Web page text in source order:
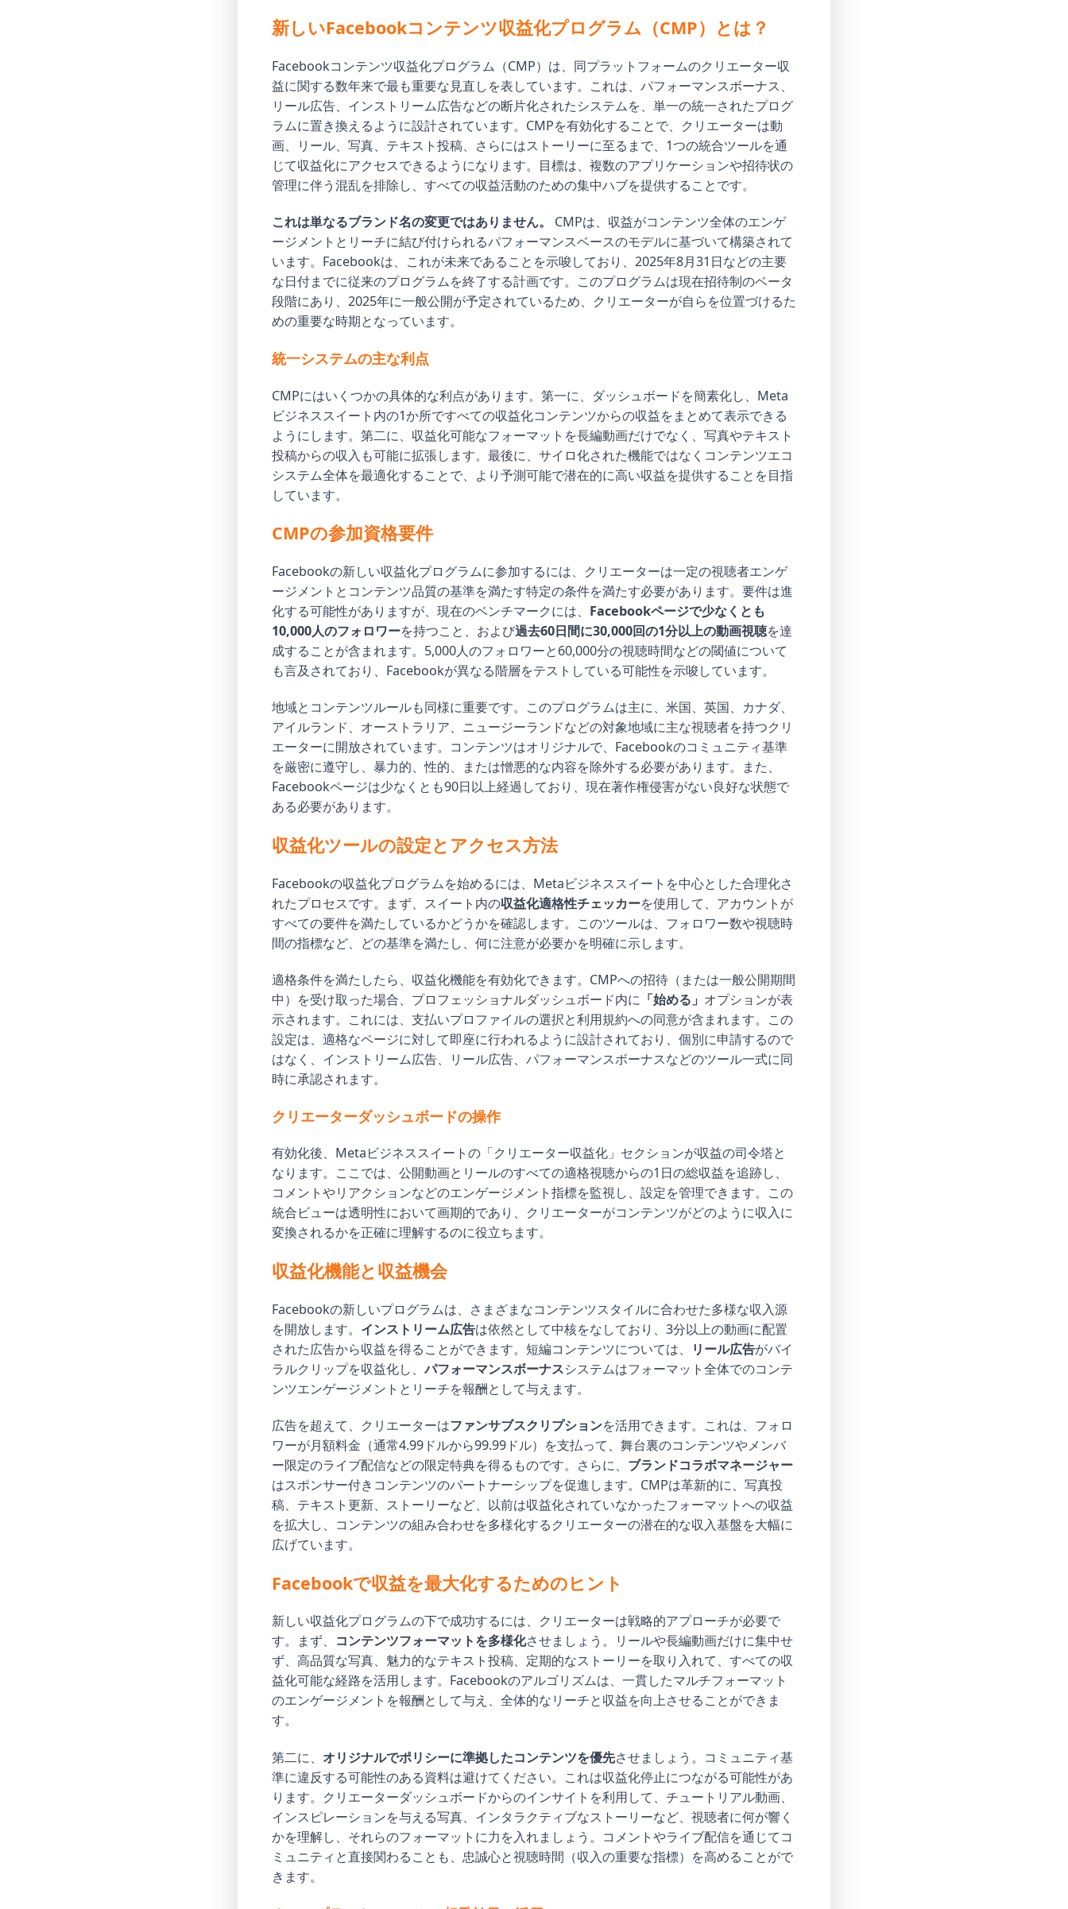
新しいFacebookコンテンツ収益化プログラム（CMP）とは？
Facebookコンテンツ収益化プログラム（CMP）は、同プラットフォームのクリエーター収
益に関する数年来で最も重要な見直しを表しています。これは、パフォーマンスボーナス、
リール広告、インストリーム広告などの断片化されたシステムを、単一の統一されたプログ
ラムに置き換えるように設計されています。CMPを有効化することで、クリエーターは動
画、リール、写真、テキスト投稿、さらにはストーリーに至るまで、1つの統合ツールを通
じて収益化にアクセスできるようになります。目標は、複数のアプリケーションや招待状の
管理に伴う混乱を排除し、すべての収益活動のための集中ハブを提供することです。
これは単なるブランド名の変更ではありません。
CMPは、収益がコンテンツ全体のエンゲ
ージメントとリーチに結び付けられるパフォーマンスベースのモデルに基づいて構築されて
います。Facebookは、これが未来であることを示唆しており、2025年8月31日などの主要
な日付までに従来のプログラムを終了する計画です。このプログラムは現在招待制のベータ
段階にあり、2025年に一般公開が予定されているため、クリエーターが自らを位置づけるた
めの重要な時期となっています。
統一システムの主な利点
CMPにはいくつかの具体的な利点があります。第一に、ダッシュボードを簡素化し、Meta
ビジネススイート内の1か所ですべての収益化コンテンツからの収益をまとめて表示できる
ようにします。第二に、収益化可能なフォーマットを長編動画だけでなく、写真やテキスト
投稿からの収入も可能に拡張します。最後に、サイロ化された機能ではなくコンテンツエコ
システム全体を最適化することで、より予測可能で潜在的に高い収益を提供することを目指
しています。
CMPの参加資格要件
Facebookの新しい収益化プログラムに参加するには、クリエーターは一定の視聴者エンゲ
ージメントとコンテンツ品質の基準を満たす特定の条件を満たす必要があります。要件は進
化する可能性がありますが、現在のベンチマークには、 Facebookページで少なくとも
10,000人のフォロワーを持つこと、および過去60日間に30,000回の1分以上の動画視聴を達
成することが含まれます。5,000人のフォロワーと60,000分の視聴時間などの閾値について
も言及されており、Facebookが異なる階層をテストしている可能性を示唆しています。
地域とコンテンツルールも同様に重要です。このプログラムは主に、米国、英国、カナダ、
アイルランド、オーストラリア、ニュージーランドなどの対象地域に主な視聴者を持つクリ
エーターに開放されています。コンテンツはオリジナルで、Facebookのコミュニティ基準
を厳密に遵守し、暴力的、性的、または憎悪的な内容を除外する必要があります。また、
Facebookページは少なくとも90日以上経過しており、現在著作権侵害がない良好な状態で
ある必要があります。
収益化ツールの設定とアクセス方法
Facebookの収益化プログラムを始めるには、Metaビジネススイートを中心とした合理化さ
れたプロセスです。まず、スイート内の収益化適格性チェッカーを使用して、アカウントが
すべての要件を満たしているかどうかを確認します。このツールは、フォロワー数や視聴時
間の指標など、どの基準を満たし、何に注意が必要かを明確に示します。
適格条件を満たしたら、収益化機能を有効化できます。CMPへの招待（または一般公開期間
中）を受け取った場合、プロフェッショナルダッシュボード内に 「始める」 オプションが表
示されます。これには、支払いプロファイルの選択と利用規約への同意が含まれます。この
設定は、適格なページに対して即座に行われるように設計されており、個別に申請するので
はなく、インストリーム広告、リール広告、パフォーマンスボーナスなどのツール一式に同
時に承認されます。
クリエーターダッシュボードの操作
有効化後、Metaビジネススイートの「クリエーター収益化」セクションが収益の司令塔と
なります。ここでは、公開動画とリールのすべての適格視聴からの1日の総収益を追跡し、
コメントやリアクションなどのエンゲージメント指標を監視し、設定を管理できます。この
統合ビューは透明性において画期的であり、クリエーターがコンテンツがどのように収入に
変換されるかを正確に理解するのに役立ちます。
収益化機能と収益機会
Facebookの新しいプログラムは、さまざまなコンテンツスタイルに合わせた多様な収入源
を開放します。 インストリーム広告は依然として中核をなしており、3分以上の動画に配置
された広告から収益を得ることができます。短編コンテンツについては、
リール広告がバイ
ラルクリップを収益化し、パフォーマンスボーナスシステムはフォーマット全体でのコンテ
ンツエンゲージメントとリーチを報酬として与えます。
広告を超えて、クリエーターはファンサブスクリプションを活用できます。これは、フォロ
ワーが月額料金（通常4.99ドルから99.99ドル）を支払って、舞台裏のコンテンツやメンバ
ー限定のライブ配信などの限定特典を得るものです。さらに、 ブランドコラボマネージャー
はスポンサー付きコンテンツのパートナーシップを促進します。CMPは革新的に、写真投
稿、テキスト更新、ストーリーなど、以前は収益化されていなかったフォーマットへの収益
を拡大し、コンテンツの組み合わせを多様化するクリエーターの潜在的な収入基盤を大幅に
広げています。
Facebookで収益を最大化するためのヒント
新しい収益化プログラムの下で成功するには、クリエーターは戦略的アプローチが必要で
す。まず、
コンテンツフォーマットを多様化させましょう。リールや長編動画だけに集中せ
ず、高品質な写真、魅力的なテキスト投稿、定期的なストーリーを取り入れて、すべての収
益化可能な経路を活用します。Facebookのアルゴリズムは、一貫したマルチフォーマット
のエンゲージメントを報酬として与え、全体的なリーチと収益を向上させることができま
す。
第二に、 オリジナルでポリシーに準拠したコンテンツを優先させましょう。コミュニティ基
準に違反する可能性のある資料は避けてください。これは収益化停止につながる可能性があ
ります。クリエーターダッシュボードからのインサイトを利用して、チュートリアル動画、
インスピレーションを与える写真、インタラクティブなストーリーなど、視聴者に何が響く
かを理解し、それらのフォーマットに力を入れましょう。コメントやライブ配信を通じてコ
ミュニティと直接関わることも、忠誠心と視聴時間（収入の重要な指標）を高めることがで
きます。